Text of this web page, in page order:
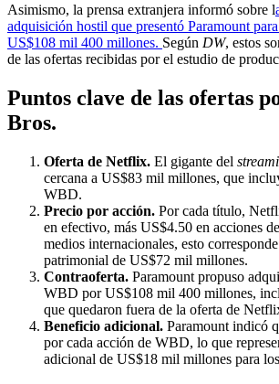
Asimismo, la prensa extranjera informó sobre l
adquisición hostil que presentó Paramount
US$108 mil 400 millones. Según DW, estos
de las ofertas recibidas por el estudio de
Puntos clave de las ofertas
Bros.
Oferta de Netflix. El gigante del
cercana a US$83 mil millones, que
WBD.
Precio por acción. Por cada título,
en efectivo, más US$4.50 en acciones
medios internacionales, esto
patrimonial de US$72 mil millones.
Contraoferta. Paramount propuso
WBD por US$108 mil 400 millones,
que quedaron fuera de la oferta de
Beneficio adicional. Paramount indicó
por cada acción de WBD, lo que
adicional de US$18 mil millones para